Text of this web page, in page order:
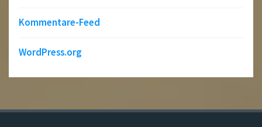
Kommentare-Feed
WordPress.org